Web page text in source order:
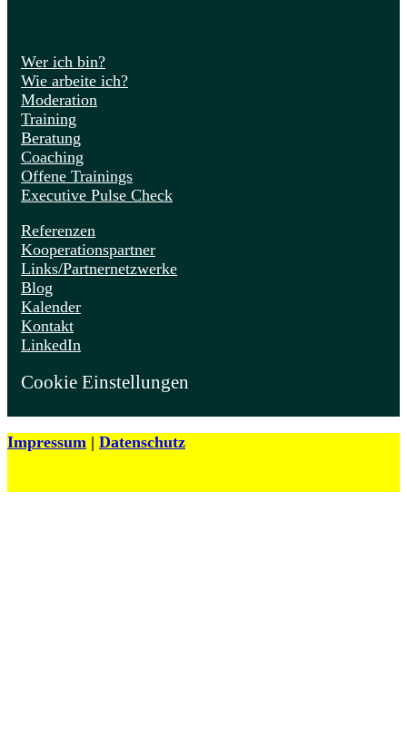
Wer ich bin?
Wie arbeite ich?
Moderation
Training
Beratung
Coaching
Offene Trainings
Executive Pulse Check
Referenzen
Kooperationspartner
Links/Partnernetzwerke
Blog
Kalender
Kontakt
LinkedIn
Cookie Einstellungen
Impressum | Datenschutz